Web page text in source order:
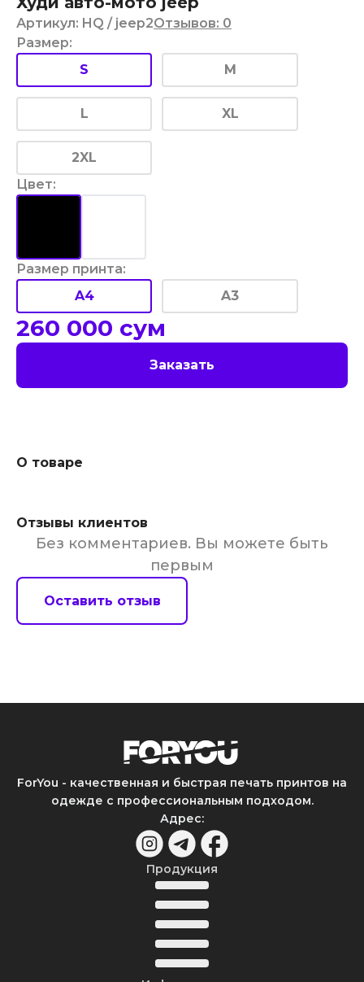
Артикул: HQ / jeep2Отзывов: 0
Размер:
S
M
L XL
2XL
Цвет:
Размер принта:
A4
A3
260 000 сум
Заказать
О товаре
Отзывы клиентов
Без комментариев. Вы можете быть
первым
Оставить отзыв
ForYou - качественная и быстрая печать принтов на
одежде с профессиональным подходом.
Адрес:
Продукция